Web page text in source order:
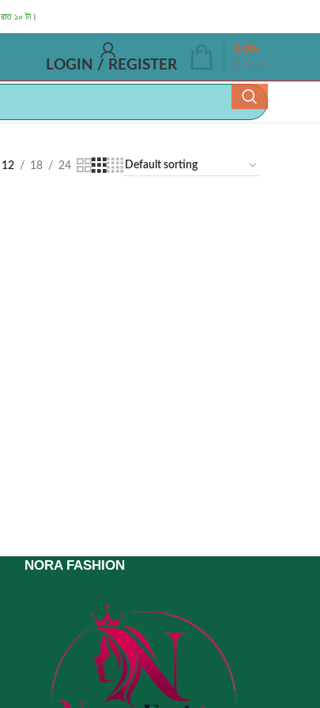
১০ টা।
LOGIN / REGISTER 0 items
0.00৳
12 18 24
NORA FASHION